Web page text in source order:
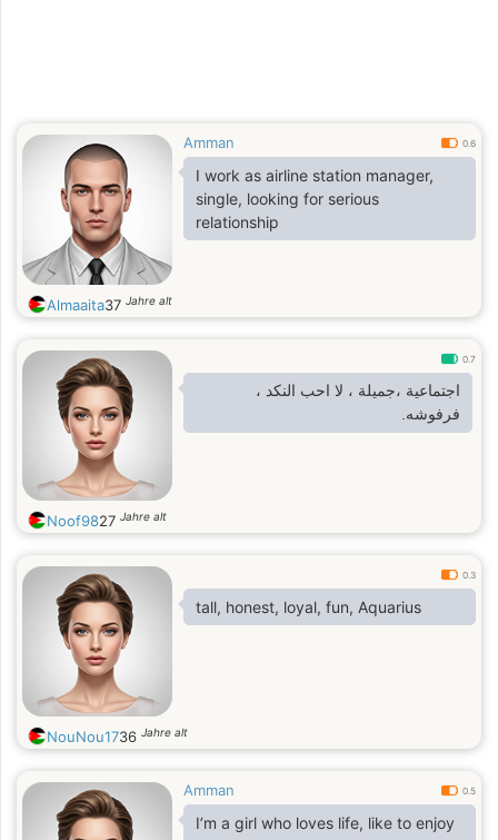
Amman 0.6
I work as airline station manager,
single, looking for serious
relationship
Almaaita37 Jahre alt
0.7
اجتماعية ،جميلة ، لا احب النكد ،
فرفوشه.
Noof9827 Jahre alt
0.3
tall, honest, loyal, fun, Aquarius
NouNou1736 Jahre alt
Amman 0.5
I’m a girl who loves life, like to enjoy